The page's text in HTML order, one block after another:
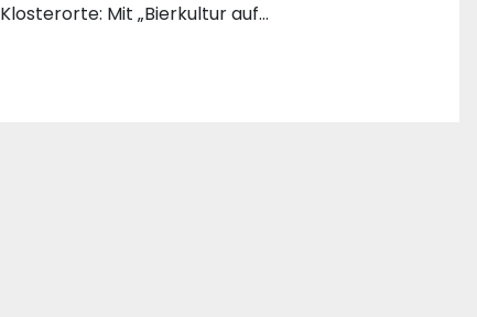
Klosterorte: Mit „Bierkultur auf…